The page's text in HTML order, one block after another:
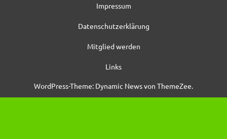
Impressum
Datenschutzerklärung
Mitglied werden
Links
WordPress-Theme: Dynamic News von ThemeZee.